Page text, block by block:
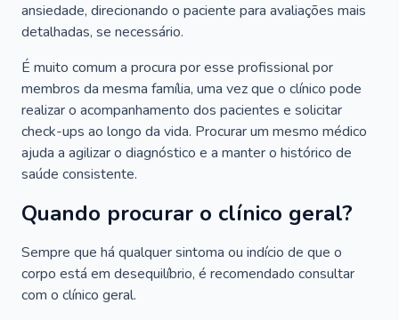
ansiedade, direcionando o paciente para avaliações mais
detalhadas, se necessário.
É muito comum a procura por esse profissional por
membros da mesma família, uma vez que o clínico pode
realizar o acompanhamento dos pacientes e solicitar
check-ups ao longo da vida. Procurar um mesmo médico
ajuda a agilizar o diagnóstico e a manter o histórico de
saúde consistente.
Quando procurar o clínico geral?
Sempre que há qualquer sintoma ou indício de que o
corpo está em desequilíbrio, é recomendado consultar
com o clínico geral.